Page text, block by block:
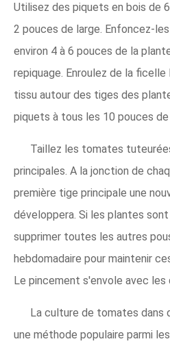
Utilisez des piquets en bois de
2 pouces de large. Enfoncez-
environ 4 à 6 pouces de la
repiquage. Enroulez de la
tissu autour des tiges des
piquets à tous les 10 pouces de
Taillez les tomates
principales. A la jonction de
première tige principale une
développera. Si les plantes
supprimer toutes les autres
hebdomadaire pour maintenir
Le pincement s'envole avec les
La culture de tomates dans
une méthode populaire parmi